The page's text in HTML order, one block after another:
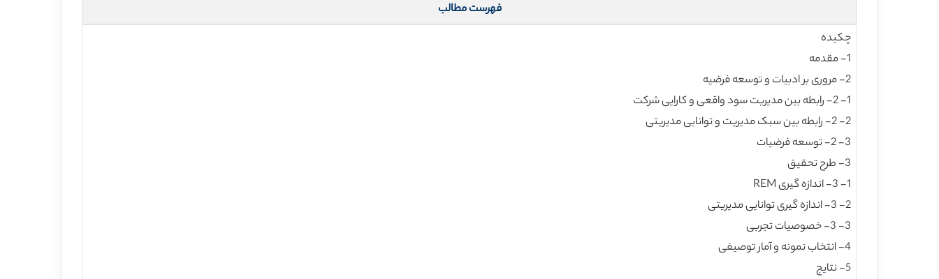
فهرست مطالب
چکیده
1- مقدمه
2- مروری بر ادبیات و توسعه فرضیه
1- 2- رابطه بین مدیریت سود واقعی و کارایی شرکت
2- 2- رابطه بین سبک مدیریت و توانایی مدیریتی
3- 2- توسعه فرضیات
3- طرح تحقیق
1- 3- اندازه گیری REM
2- 3- اندازه گیری توانایی مدیریتی
3- 3- خصوصیات تجربی
4- انتخاب نمونه و آمار توصیفی
5- نتایج